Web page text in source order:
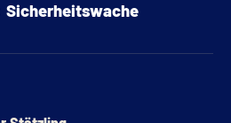
Sicherheitswache